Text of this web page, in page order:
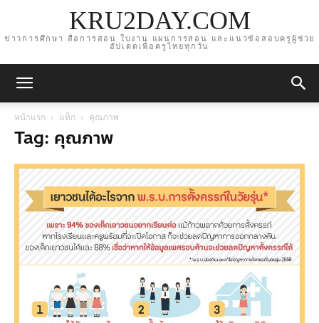
KRU2DAY.COM
ข่าวการศึกษา สื่อการสอน ใบงาน แผนการสอน และแนวข้อสอบครูผู้ช่วย
อัปเดตเพื่อครูไทยทุกวัน
หน้าแรก แท็ก คุณภาพ
Tag: คุณภาพ